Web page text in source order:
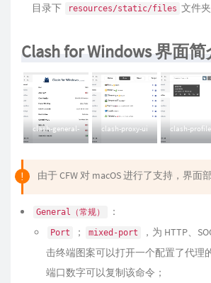
目录下
resources/static/files 文件夹
Clash for Windows 界面
clash-general- clash-proxy-ui clash-
由于 CFW 对 macOS 进行了支持，界面
General（常规） ：
Port ； mixed-port
，为 HTTP、
击终端图案可以打开一个配置了代理
端口数字可以复制该命令；